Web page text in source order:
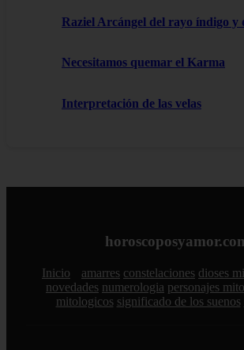
Raziel Arcángel del rayo índigo y
Necesitamos quemar el Karma
Interpretación de las velas
Inicio amarres constelaciones dioses
novedades numerologia personajes
mitologicos significado de los suenos